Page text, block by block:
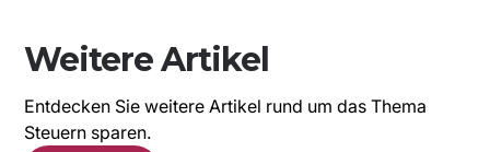
Weitere Artikel
Entdecken Sie weitere Artikel rund um das Thema
Steuern sparen.